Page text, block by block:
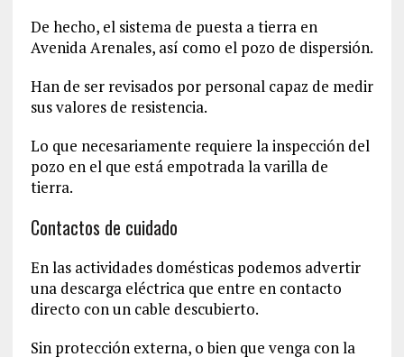
De hecho, el sistema de puesta a tierra en
Avenida Arenales, así como el pozo de dispersión.
Han de ser revisados por personal capaz de medir
sus valores de resistencia.
Lo que necesariamente requiere la inspección del
pozo en el que está empotrada la varilla de
tierra.
Contactos de cuidado
En las actividades domésticas podemos advertir
una descarga eléctrica que entre en contacto
directo con un cable descubierto.
Sin protección externa, o bien que venga con la